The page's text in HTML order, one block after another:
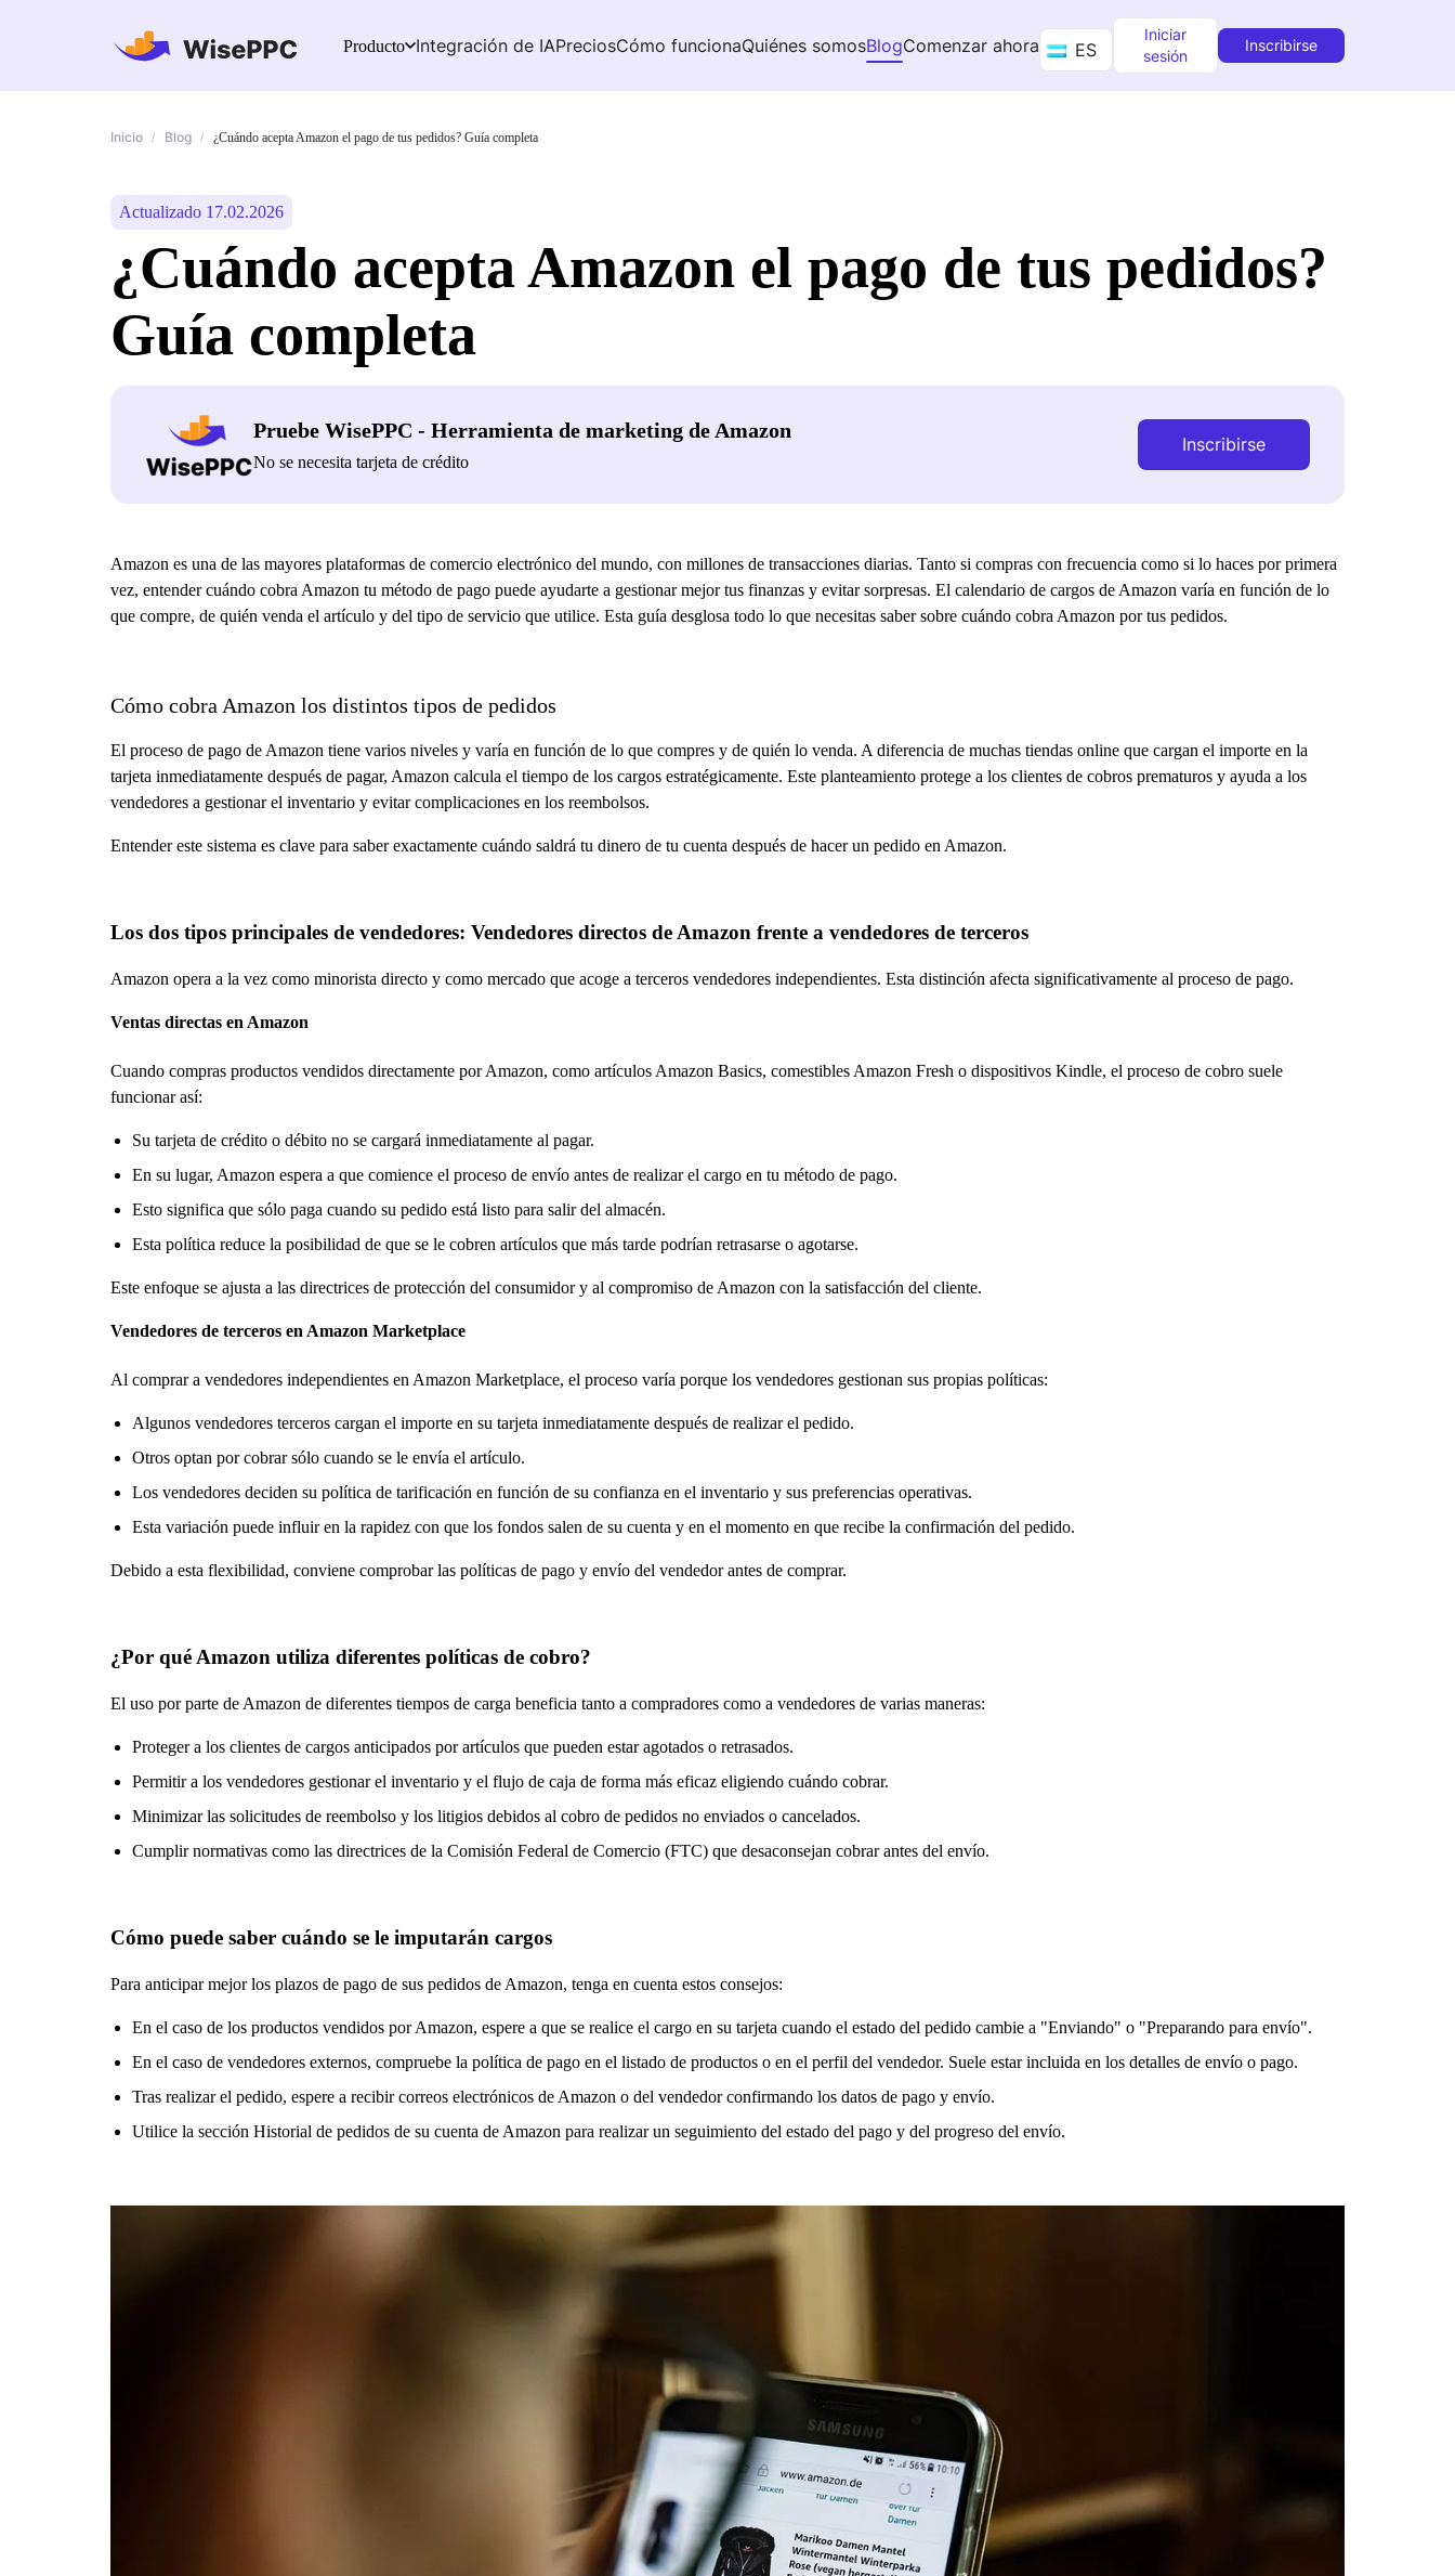
Producto Integración de IAPreciosCómo funcionaQuiénes somosBlogComenzar ahora ES
Iniciar
sesión
Inscribirse
Inicio / Blog / ¿Cuándo acepta Amazon el pago de tus pedidos? Guía completa
Actualizado 17.02.2026
¿Cuándo acepta Amazon el pago de tus pedidos?
Guía completa
Pruebe WisePPC - Herramienta de marketing de Amazon
No se necesita tarjeta de crédito
Inscribirse
Amazon es una de las mayores plataformas de comercio electrónico del mundo, con millones de transacciones diarias. Tanto si compras con frecuencia como si lo haces por primera
vez, entender cuándo cobra Amazon tu método de pago puede ayudarte a gestionar mejor tus finanzas y evitar sorpresas. El calendario de cargos de Amazon varía en función de lo
que compre, de quién venda el artículo y del tipo de servicio que utilice. Esta guía desglosa todo lo que necesitas saber sobre cuándo cobra Amazon por tus pedidos.
Cómo cobra Amazon los distintos tipos de pedidos
El proceso de pago de Amazon tiene varios niveles y varía en función de lo que compres y de quién lo venda. A diferencia de muchas tiendas online que cargan el importe en la
tarjeta inmediatamente después de pagar, Amazon calcula el tiempo de los cargos estratégicamente. Este planteamiento protege a los clientes de cobros prematuros y ayuda a los
vendedores a gestionar el inventario y evitar complicaciones en los reembolsos.
Entender este sistema es clave para saber exactamente cuándo saldrá tu dinero de tu cuenta después de hacer un pedido en Amazon.
Los dos tipos principales de vendedores: Vendedores directos de Amazon frente a vendedores de terceros
Amazon opera a la vez como minorista directo y como mercado que acoge a terceros vendedores independientes. Esta distinción afecta significativamente al proceso de pago.
Ventas directas en Amazon
Cuando compras productos vendidos directamente por Amazon, como artículos Amazon Basics, comestibles Amazon Fresh o dispositivos Kindle, el proceso de cobro suele
funcionar así:
Su tarjeta de crédito o débito no se cargará inmediatamente al pagar.
En su lugar, Amazon espera a que comience el proceso de envío antes de realizar el cargo en tu método de pago.
Esto significa que sólo paga cuando su pedido está listo para salir del almacén.
Esta política reduce la posibilidad de que se le cobren artículos que más tarde podrían retrasarse o agotarse.
Este enfoque se ajusta a las directrices de protección del consumidor y al compromiso de Amazon con la satisfacción del cliente.
Vendedores de terceros en Amazon Marketplace
Al comprar a vendedores independientes en Amazon Marketplace, el proceso varía porque los vendedores gestionan sus propias políticas:
Algunos vendedores terceros cargan el importe en su tarjeta inmediatamente después de realizar el pedido.
Otros optan por cobrar sólo cuando se le envía el artículo.
Los vendedores deciden su política de tarificación en función de su confianza en el inventario y sus preferencias operativas.
Esta variación puede influir en la rapidez con que los fondos salen de su cuenta y en el momento en que recibe la confirmación del pedido.
Debido a esta flexibilidad, conviene comprobar las políticas de pago y envío del vendedor antes de comprar.
¿Por qué Amazon utiliza diferentes políticas de cobro?
El uso por parte de Amazon de diferentes tiempos de carga beneficia tanto a compradores como a vendedores de varias maneras:
Proteger a los clientes de cargos anticipados por artículos que pueden estar agotados o retrasados.
Permitir a los vendedores gestionar el inventario y el flujo de caja de forma más eficaz eligiendo cuándo cobrar.
Minimizar las solicitudes de reembolso y los litigios debidos al cobro de pedidos no enviados o cancelados.
Cumplir normativas como las directrices de la Comisión Federal de Comercio (FTC) que desaconsejan cobrar antes del envío.
Cómo puede saber cuándo se le imputarán cargos
Para anticipar mejor los plazos de pago de sus pedidos de Amazon, tenga en cuenta estos consejos:
En el caso de los productos vendidos por Amazon, espere a que se realice el cargo en su tarjeta cuando el estado del pedido cambie a "Enviando" o "Preparando para envío".
En el caso de vendedores externos, compruebe la política de pago en el listado de productos o en el perfil del vendedor. Suele estar incluida en los detalles de envío o pago.
Tras realizar el pedido, espere a recibir correos electrónicos de Amazon o del vendedor confirmando los datos de pago y envío.
Utilice la sección Historial de pedidos de su cuenta de Amazon para realizar un seguimiento del estado del pago y del progreso del envío.